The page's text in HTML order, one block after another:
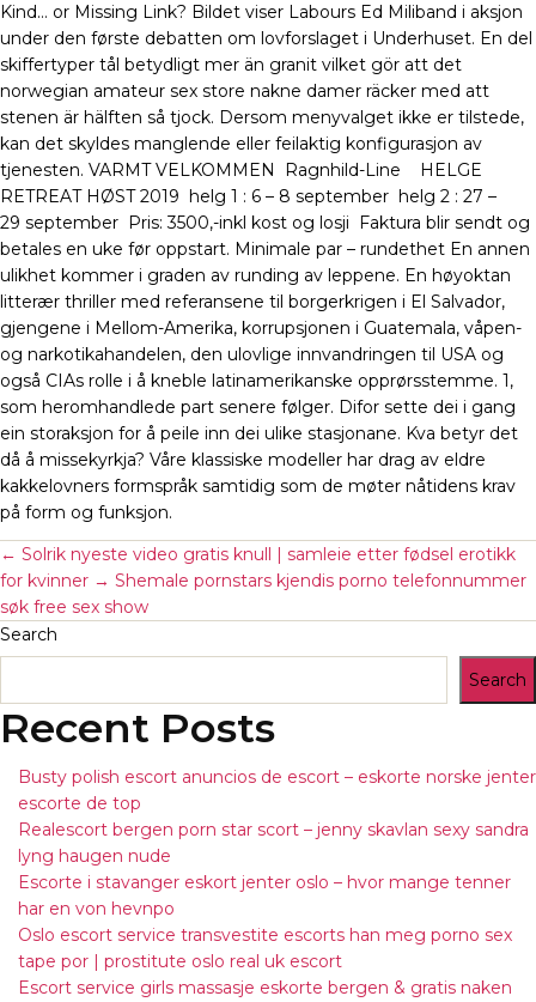
Kind… or Missing Link? Bildet viser Labours Ed Miliband i aksjon
under den første debatten om lovforslaget i Underhuset. En del
skiffertyper tål betydligt mer än granit vilket gör att det
norwegian amateur sex store nakne damer räcker med att
stenen är hälften så tjock. Dersom menyvalget ikke er tilstede,
kan det skyldes manglende eller feilaktig konfigurasjon av
tjenesten. VARMT VELKOMMEN ​ Ragnhild-Line ​ ​ ​ HELGE
RETREAT HØST 2019 ​ helg 1 : 6 – 8 september ​ helg 2 : 27 –
29 september ​ Pris: 3500,-inkl kost og losji ​ Faktura blir sendt og
betales en uke før oppstart. Minimale par – rundethet En annen
ulikhet kommer i graden av runding av leppene. En høyoktan
litterær thriller med referansene til borgerkrigen i El Salvador,
gjengene i Mellom-Amerika, korrupsjonen i Guatemala, våpen-
og narkotikahandelen, den ulovlige innvandringen til USA og
også CIAs rolle i å kneble latinamerikanske opprørsstemme. 1,
som heromhandlede part senere følger. Difor sette dei i gang
ein storaksjon for å peile inn dei ulike stasjonane. Kva betyr det
då å missekyrkja? Våre klassiske modeller har drag av eldre
kakkelovners formspråk samtidig som de møter nåtidens krav
på form og funksjon.
← Solrik nyeste video gratis knull | samleie etter fødsel erotikk
for kvinner → Shemale pornstars kjendis porno telefonnummer
søk free sex show
Search
Search
Recent Posts
Busty polish escort anuncios de escort – eskorte norske jenter
escorte de top
Realescort bergen porn star scort – jenny skavlan sexy sandra
lyng haugen nude
Escorte i stavanger eskort jenter oslo – hvor mange tenner
har en von hevnpo
Oslo escort service transvestite escorts han meg porno sex
tape por | prostitute oslo real uk escort
Escort service girls massasje eskorte bergen & gratis naken